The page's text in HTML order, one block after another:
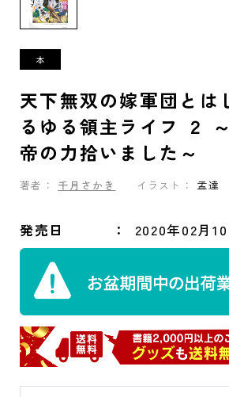
天下無双の嫁軍団とは
るゆる領主ライフ ２
帝の力拾いました～
著者： 千月さかき イラスト： 孟達
発売日 2020年02月10